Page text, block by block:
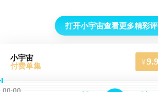
重新表达女性的欲望
瓦尔达式的流浪和漂泊
打开小宇宙查看更多精彩
小宇宙
付费单集
¥